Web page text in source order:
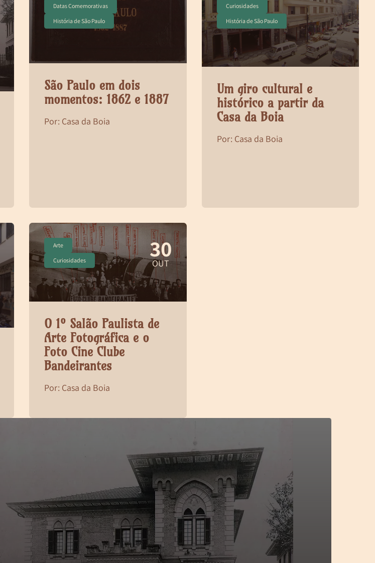
São Paulo em dois
momentos: 1862 e 1887
Por: Casa da Boia
Datas Comemorativas
História de São Paulo
Um giro cultural e
histórico a partir da
Casa da Boia
Por: Casa da Boia
Curiosidades
História de São Paulo
O 1º Salão Paulista de
Arte Fotográfica e o
Foto Cine Clube
Bandeirantes
Por: Casa da Boia
Arte
Curiosidades
30
OUT